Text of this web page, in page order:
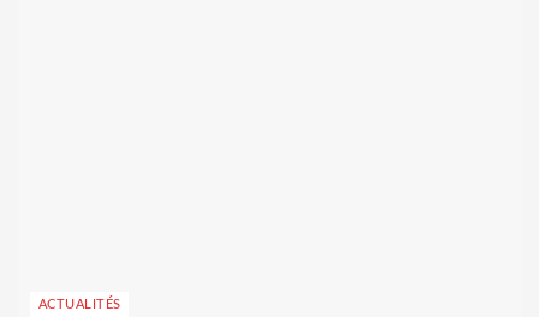
ACTUALITÉS